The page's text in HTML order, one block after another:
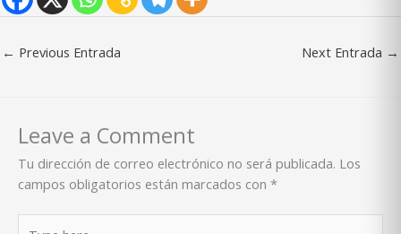
← Previous Entrada Next Entrada →
Leave a Comment
Tu dirección de correo electrónico no será publicada. Los
campos obligatorios están marcados con *